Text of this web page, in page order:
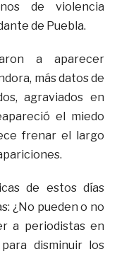
de violencia
de Puebla.
a aparecer
más datos de
agraviados en
el miedo
frenar el largo
de estos días
¿No pueden o no
a periodistas en
disminuir los